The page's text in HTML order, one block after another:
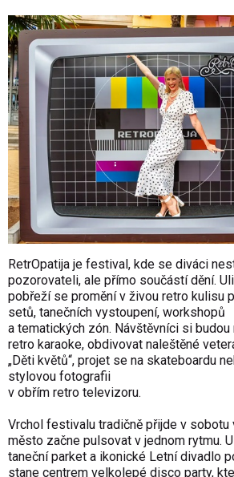
RetrOpatija je festival, kde se diváci
pozorovateli, ale přímo součástí dění.
pobřeží se promění v živou retro kulisu
setů, tanečních vystoupení, workshopů
a tematických zón. Návštěvníci si
retro karaoke, obdivovat naleštěné
„Děti květů“, projet se na skateboardu
stylovou fotografii
v obřím retro televizoru.
Vrchol festivalu tradičně přijde v sobotu
město začne pulsovat v jednom rytmu.
taneční parket a ikonické Letní divadlo
stane centrem velkolepé disco party,